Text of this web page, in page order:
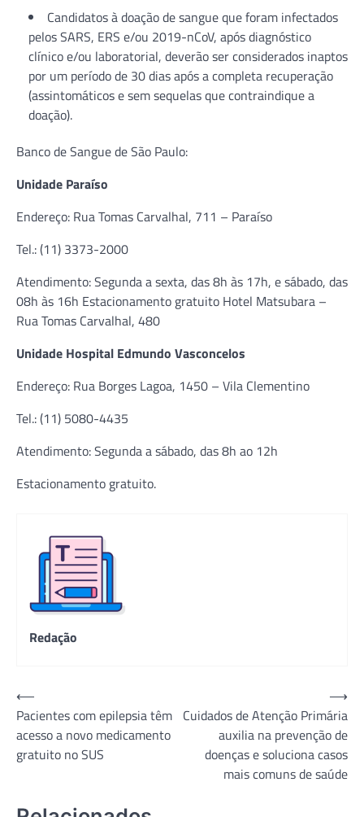
Candidatos à doação de sangue que foram infectados
pelos SARS, ERS e/ou 2019-nCoV, após diagnóstico
clínico e/ou laboratorial, deverão ser considerados inaptos
por um período de 30 dias após a completa recuperação
(assintomáticos e sem sequelas que contraindique a
doação).
Banco de Sangue de São Paulo:
Unidade Paraíso
Endereço: Rua Tomas Carvalhal, 711 – Paraíso
Tel.: (11) 3373-2000
Atendimento: Segunda a sexta, das 8h às 17h, e sábado, das
08h às 16h Estacionamento gratuito Hotel Matsubara –
Rua Tomas Carvalhal, 480
Unidade Hospital Edmundo Vasconcelos
Endereço: Rua Borges Lagoa, 1450 – Vila Clementino
Tel.: (11) 5080-4435
Atendimento: Segunda a sábado, das 8h ao 12h
Estacionamento gratuito.
Redação
Navegação
de
Post
⟵
Pacientes com epilepsia têm
acesso a novo medicamento
gratuito no SUS
Cuidados de Atenção Primária
auxilia na prevenção de
doenças e soluciona casos
mais comuns de saúde
⟶